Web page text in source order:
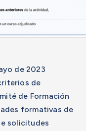
de 2023
de
de Formación
formativas de
solicitudes